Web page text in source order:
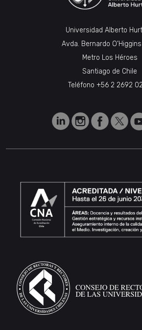
Universidad Alberto
Avda. Bernardo
Metro Los Héroes
Santiago de Chile
Teléfono +56 2 2692